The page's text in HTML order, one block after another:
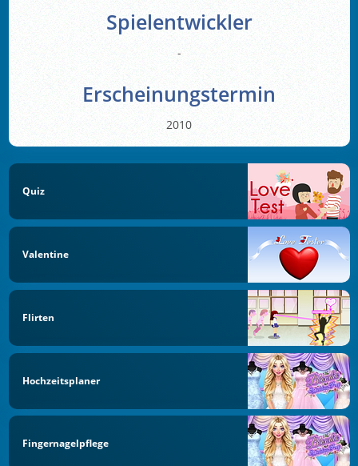
Spielentwickler
-
Erscheinungstermin
2010
Quiz
Valentine
Flirten
Hochzeitsplaner
Fingernagelpflege